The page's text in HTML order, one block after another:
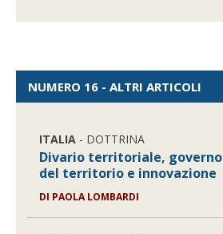
NUMERO 16 - ALTRI ARTICOLI
ITALIA - DOTTRINA
Divario territoriale, governo
del territorio e innovazione
DI PAOLA LOMBARDI